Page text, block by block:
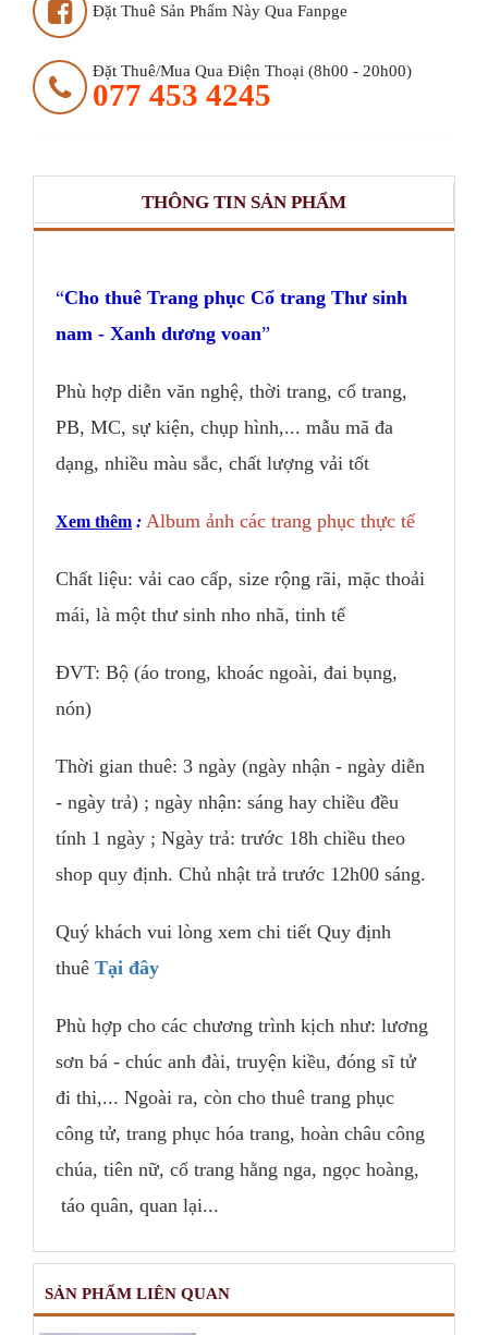
Đặt Thuê Sản Phẩm Này Qua Fanpge
Đặt Thuê/mua Qua Điện Thoại (8h00 - 20h00)
077 453 4245
THÔNG TIN SẢN PHẨM
Cho thuê Trang phục Cổ trang Thư sinh
nam - Xanh dương voan
Phù hợp diễn văn nghệ, thời trang, cổ trang,
PB, MC, sự kiện, chụp hình,... mẫu mã đa
dạng, nhiều màu sắc, chất lượng vải tốt
Xem thêm : Album ảnh các trang phục thực tế
Chất liệu: vải cao cấp, size rộng rãi, mặc thoải
mái, là một thư sinh nho nhã, tinh tế
ĐVT: Bộ (áo trong, khoác ngoài, đai bụng,
nón)
Thời gian thuê: 3 ngày (ngày nhận - ngày diễn
- ngày trả) ; ngày nhận: sáng hay chiều đều
tính 1 ngày ; Ngày trả: trước 18h chiều theo
shop quy định. Chủ nhật trả trước 12h00 sáng.
Quý khách vui lòng xem chi tiết Quy định
thuê Tại đây
Phù hợp cho các chương trình kịch như: lương
sơn bá - chúc anh đài, truyện kiều, đóng sĩ tử
đi thi,... Ngoài ra, còn cho thuê trang phục
công tử, trang phục hóa trang, hoàn châu công
chúa, tiên nữ, cổ trang hằng nga, ngọc hoàng,
táo quân, quan lại...
SẢN PHẨM LIÊN QUAN